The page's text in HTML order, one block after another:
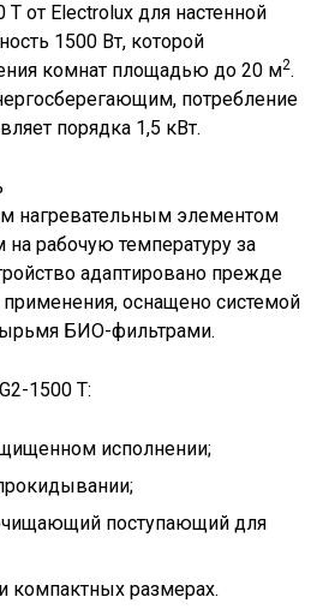
от Electrolux для настенной
1500 Вт, которой
комнат площадью до 20 м2.
потребление
порядка 1,5 кВт.
нагревательным элементом
рабочую температуру за
адаптировано прежде
оснащено системой
БИО-фильтрами.
1500 T:
исполнении;
поступающий для
компактных размерах.